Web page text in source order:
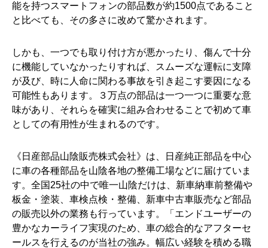
能を持つスマートフォンの部品数が約1500点であること
と比べても、その多さに改めて驚かされます。
しかも、一つでも取り付け方が悪かったり、傷んで十分
に機能していなかったりすれば、スムーズな運転に支障
が及び、時に人命に関わる事故を引き起こす要因になる
可能性もあります。３万点の部品は一つ一つに重要な意
味があり、それらを確実に組み合わせることで初めて車
としての有用性が生まれるのです。
《日産部品山陰販売株式会社》は、日産純正部品を中心
に車の各種部品を山陰各地の整備工場などに届けていま
す。全国25社の中で唯一山陰だけは、新車納車前整備や
板金・塗装、車検点検・整備、新車中古車販売など部品
の販売以外の業務も行っています。「エンドユーザーの
豊かなカーライフ実現のため、車の総合的なアフターセ
ールスを行えるのが当社の強み。幅広い経験を積める職